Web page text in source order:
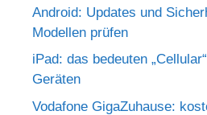
Android: Updates und
Modellen prüfen
iPad: das bedeuten
Geräten
Vodafone GigaZuhause: